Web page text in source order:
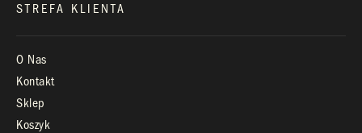
STREFA KLIENTA
O Nas
Kontakt
Sklep
Koszyk